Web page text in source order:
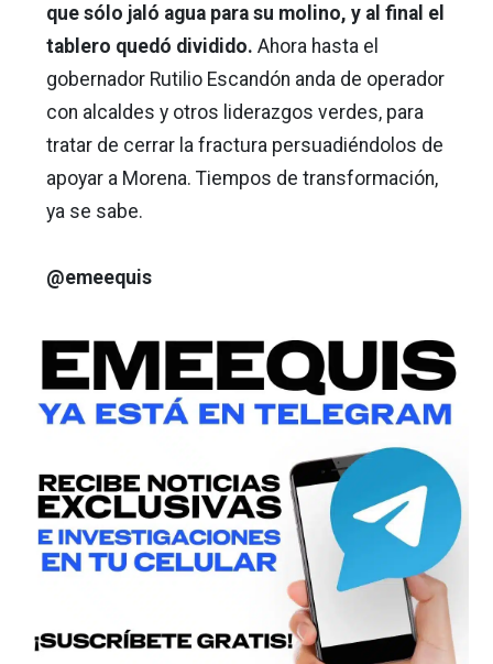
que sólo jaló agua para su molino, y al final el
tablero quedó dividido. Ahora hasta el
gobernador Rutilio Escandón anda de operador
con alcaldes y otros liderazgos verdes, para
tratar de cerrar la fractura persuadiéndolos de
apoyar a Morena. Tiempos de transformación,
ya se sabe.
@emeequis